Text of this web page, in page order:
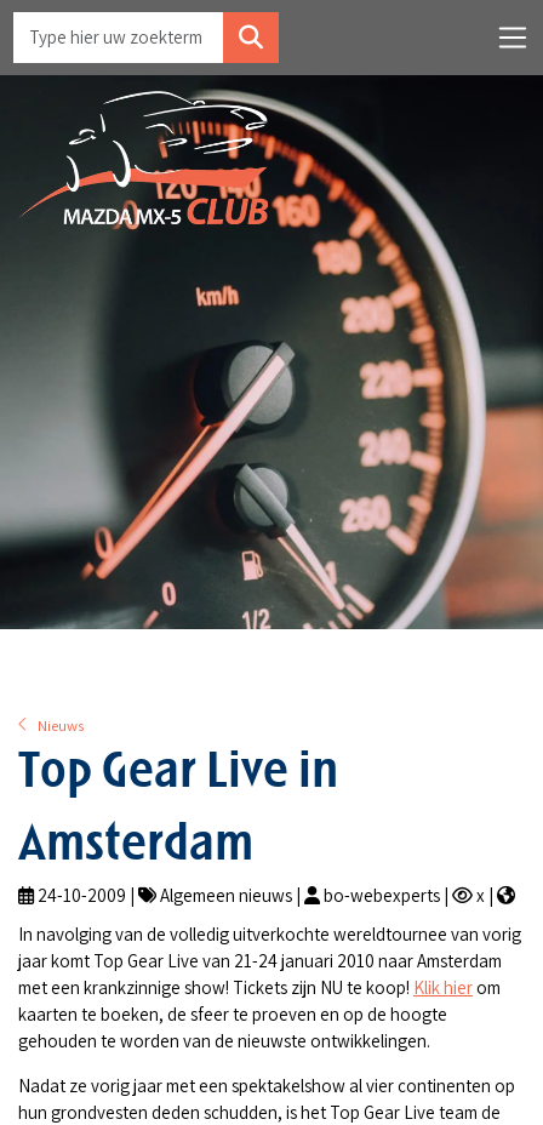
Nieuws
Top Gear Live in
Amsterdam
24-10-2009 | Algemeen nieuws | bo-webexperts |
x |
In navolging van de volledig uitverkochte wereldtournee van vorig
jaar komt Top Gear Live van 21-24 januari 2010 naar Amsterdam
met een krankzinnige show! Tickets zijn NU te koop! Klik hierom
kaarten te boeken, de sfeer te proeven en op de hoogte
gehouden te worden van de nieuwste ontwikkelingen.
Nadat ze vorig jaar met een spektakelshow al vier continenten op
hun grondvesten deden schudden, is het Top Gear Live team de